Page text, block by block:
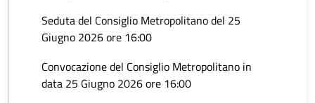
Seduta del Consiglio Metropolitano del 25
Giugno 2026 ore 16:00
Convocazione del Consiglio Metropolitano in
data 25 Giugno 2026 ore 16:00